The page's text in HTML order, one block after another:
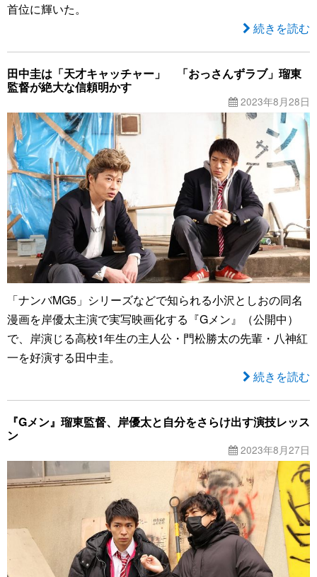
首位に輝いた。
続きを読む
田中圭は「天才キャッチャー」 「おっさんずラブ」瑠東
監督が絶大な信頼明かす
2023年8月28日
「ナンバMG5」シリーズなどで知られる小沢としおの同名
漫画を岸優太主演で実写映画化する『Gメン』（公開中）
で、岸演じる高校1年生の主人公・門松勝太の先輩・八神紅
一を好演する田中圭。
続きを読む
『Gメン』瑠東監督、岸優太と自分をさらけ出す演技レッス
ン
2023年8月27日